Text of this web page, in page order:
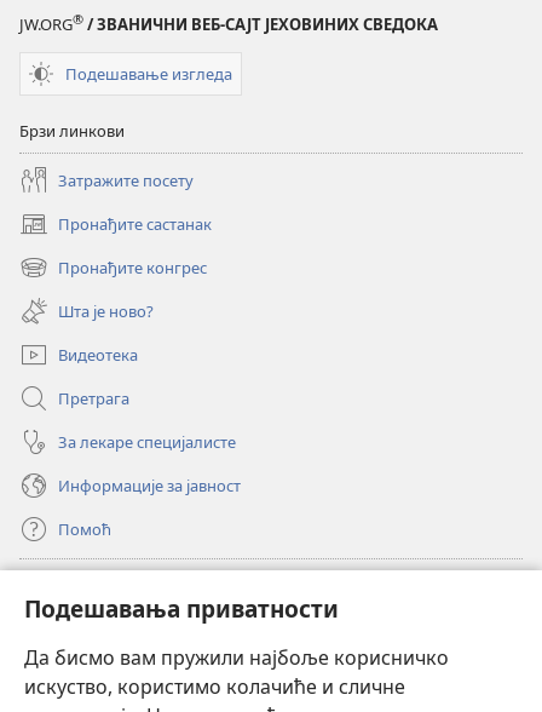
Подешавања приватности
Да бисмо вам пружили најбоље корисничко
искуство, користимо колачиће и сличне
Јеховин
JW.ORG® / ЗВАНИЧНИ ВЕБ-САЈТ ЈЕХОВИНИХ СВЕДОКА
Подешавање изгледа
Брзи линкови
Затражите посету
Пронађите састанак
(отвара
нови
прозор)
Пронађите конгрес
(отвара
нови
прозор)
Шта је ново?
Видеотека
Претрага
За лекаре специјалисте
Информације за јавност
Помоћ
(отвара
нови
прозор)ОНЛАЈН БИБЛИОТЕКА Watchtower
(отвара
нови
®